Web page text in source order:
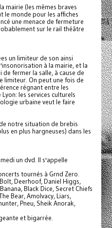
mairie (les mêmes braves
le monde pour les affiches
une menace de fermeture
sur le rail théâtre
un limiteur de son ainsi
à la mairie, et la
fermer la salle, à cause de
limiteur. On peut une fois de
régnant entre les
les services culturels
urbaine veut le faire
notre situation de brebis
en plus hargneuses) dans les
un dvd. Il s'appelle
tournés à Grnd Zero.
Deerhoof, Daniel Higgs,
Black Dice, Secret Chiefs
Bear, Amolvacy, Liars,
Pneu, Sheik Anorak,
et bigarrée.